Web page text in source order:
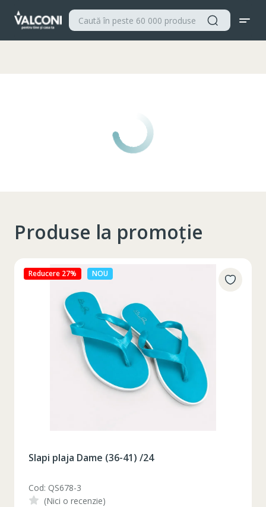
Produse la promoție
Reducere 27% NOU
Slapi plaja Dame (36-41) /24
Cod: QS678-3
(Nici o recenzie)